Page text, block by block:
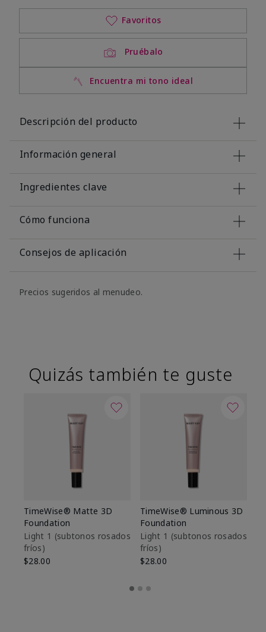
Pruébalo
Encuentra mi tono ideal
Favoritos
Descripción del producto
Información general
Ingredientes clave
Cómo funciona
Consejos de aplicación
Precios sugeridos al menudeo.
Quizás también te guste
TimeWise® Matte 3D
Foundation
Light 1​ (subtonos rosados
fríos)
$28.00
TimeWise® Luminous 3D
Foundation
Light 1​ (subtonos rosados
fríos)
$28.00